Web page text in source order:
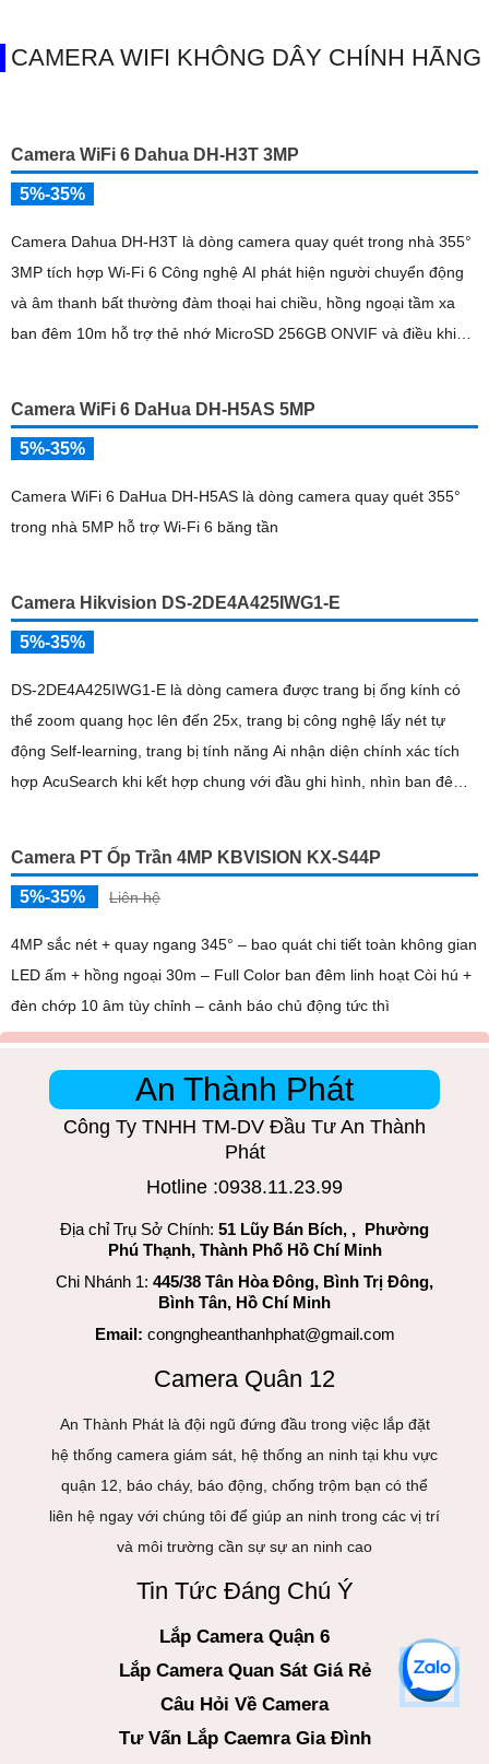
CAMERA WIFI KHÔNG DÂY CHÍNH HÃNG
Camera WiFi 6 Dahua DH-H3T 3MP
5%-35%
Camera Dahua DH-H3T là dòng camera quay quét trong nhà 355°
3MP tích hợp Wi-Fi 6 Công nghệ AI phát hiện người chuyển động
và âm thanh bất thường đàm thoại hai chiều, hồng ngoại tầm xa
ban đêm 10m hỗ trợ thẻ nhớ MicroSD 256GB ONVIF và điều khiển
Camera WiFi 6 DaHua DH-H5AS 5MP
5%-35%
Camera WiFi 6 DaHua DH-H5AS là dòng camera quay quét 355°
trong nhà 5MP hỗ trợ Wi-Fi 6 băng tần
Camera Hikvision DS-2DE4A425IWG1-E
5%-35%
DS-2DE4A425IWG1-E là dòng camera được trang bị ống kính có
thể zoom quang học lên đến 25x, trang bị công nghệ lấy nét tự
động Self-learning, trang bị tính năng Ai nhận diện chính xác tích
hợp AcuSearch khi kết hợp chung với đầu ghi hình, nhìn ban đêm
Camera PT Ốp Trần 4MP KBVISION KX-S44P
5%-35% Liên hệ
4MP sắc nét + quay ngang 345° – bao quát chi tiết toàn không gian
LED ấm + hồng ngoại 30m – Full Color ban đêm linh hoạt Còi hú +
đèn chớp 10 âm tùy chỉnh – cảnh báo chủ động tức thì
An Thành Phát
Công Ty TNHH TM-DV Đầu Tư An Thành
Phát
Hotline :0938.11.23.99
Địa chỉ Trụ Sở Chính: 51 Lũy Bán Bích, , Phường
Phú Thạnh, Thành Phố Hồ Chí Minh
Chi Nhánh 1: 445/38 Tân Hòa Đông, Bình Trị Đông,
Bình Tân, Hồ Chí Minh
Email: congngheanthanhphat@gmail.com
Camera Quân 12
An Thành Phát là đội ngũ đứng đầu trong việc lắp đặt
hệ thống camera giám sát, hệ thống an ninh tại khu vực
quận 12, báo cháy, báo động, chống trộm bạn có thể
liên hệ ngay với chúng tôi để giúp an ninh trong các vị trí
và môi trường cần sự sự an ninh cao
Tin Tức Đáng Chú Ý
Lắp Camera Quận 6
Lắp Camera Quan Sát Giá Rẻ
Câu Hỏi Về Camera
Tư Vấn Lắp Caemra Gia Đình